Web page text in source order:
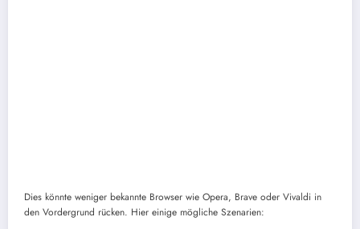
Dies könnte weniger bekannte Browser wie Opera, Brave oder Vivaldi in
den Vordergrund rücken. Hier einige mögliche Szenarien: